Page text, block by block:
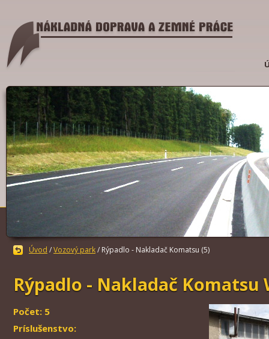
Úvod /Vozový park/ Rýpadlo - Nakladač Komatsu (5)
Rýpadlo - Nakladač Komatsu
Počet: 5
Príslušenstvo: